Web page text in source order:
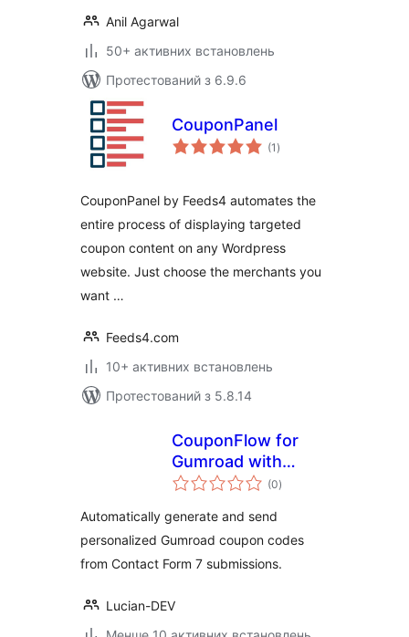
Anil Agarwal
50+ активних встановлень
Протестований з 6.9.6
CouponPanel
(1 загальний
рейтинг
)
CouponPanel by Feeds4 automates the
entire process of displaying targeted
coupon content on any Wordpress
website. Just choose the merchants you
want …
Feeds4.com
10+ активних встановлень
Протестований з 5.8.14
CouponFlow for
Gumroad with
Contact Form 7
(0загальний
рейтинг
)
Automatically generate and send
personalized Gumroad coupon codes
from Contact Form 7 submissions.
Lucian-DEV